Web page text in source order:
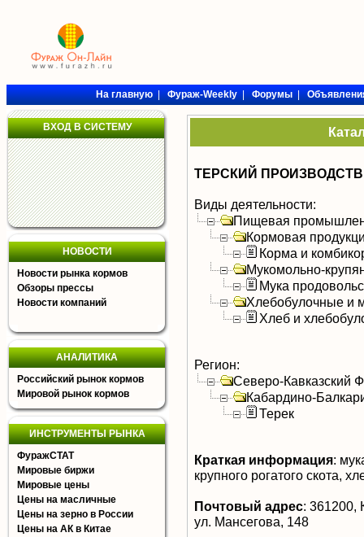
На главную|Фураж-Weekly|Форумы|
ВХОД В СИСТЕМУ
НОВОСТИ
Новости рынка кормов
Обзоры прессы
Новости компаний
АНАЛИТИКА
Российский рынок кормов
Мировой рынок кормов
ИНСТРУМЕНТЫ РЫНКА
ФуражСТАТ
Мировые биржи
Мировые цены
Цены на масличные
Цены на зерно в России
Цены на АК в Китае
ТЕРСКИЙ
Виды деятельности:
Пищевая
Кормовая
Корма и
Мукомольно-
Мука
Хлебобулочные и
Хлеб и
Регион:
Северо-Кавказский
Кабардино-
Терек
Краткая информация:
крупного рогатого скота,
Почтовый адрес: 361200,
ул. Мансегова, 148